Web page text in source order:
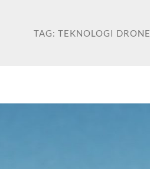
TAG: TEKNOLOGI DRONE